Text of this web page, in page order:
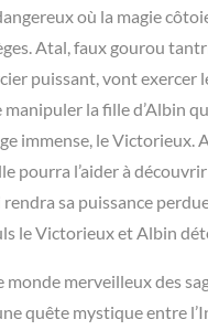
où la magie
Atal, faux gourou
puissant, vont exercer
manipuler la fille d’Albin
immense, le Victorieux.
pourra l’aider à
sa puissance
le Victorieux et Albin
monde merveilleux des
quête mystique entre